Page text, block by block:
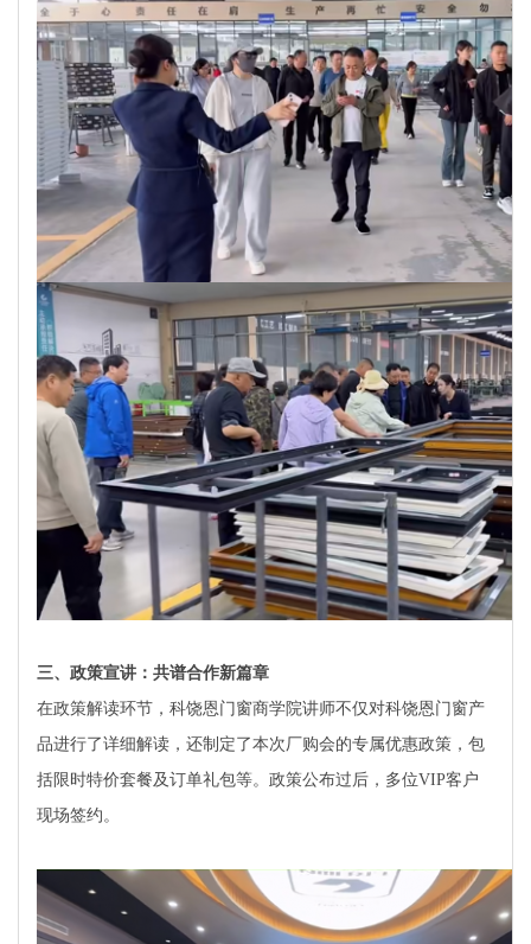
三、政策宣讲：共谱合作新篇章
在政策解读环节，科饶恩门窗商学院讲师不仅对科饶恩门窗产
品进行了详细解读，还制定了本次厂购会的专属优惠政策，包
括限时特价套餐及订单礼包等。政策公布过后，多位VIP客户
现场签约。